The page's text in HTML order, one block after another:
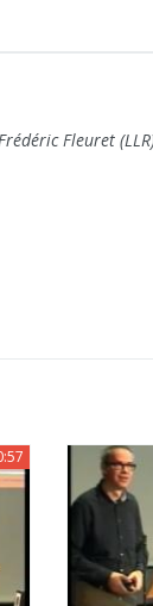
Fleuret